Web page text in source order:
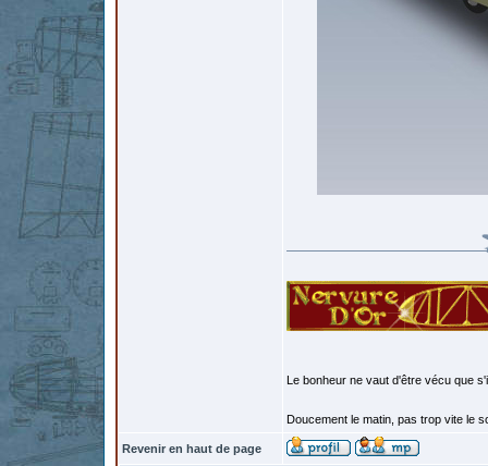
Le bonheur ne vaut d'être vécu que
Doucement le matin, pas trop vite le
Revenir en haut de page